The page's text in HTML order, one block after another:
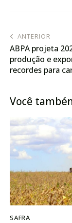
ANTERIOR
ABPA projeta
produção e
recordes para
Você
SAFRA